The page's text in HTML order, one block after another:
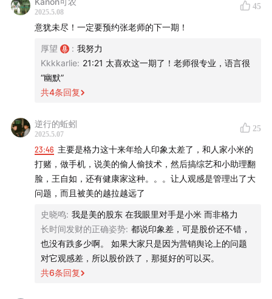
右边是治理：股东之间的关系，债权人之间的关系
人的随机性和蛛丝马迹
寒武纪的例子
1:03:32看报表的境界：格局和系统性
1:06:46聊聊三本财报著作
本期内容相关资料：
张老师的三本财报著作—《从报表看企业》《财报掘
》《中小企业财务报表分析》
后期制作、声音设计：Dong
究。
战略选择，人家的选择，无所谓优劣。
「🚩财报 & 投资」
财报和投资之间关系非常大。
不正常：和经营无关的其他应收款不正常、注册会计师出具
注册会计师关心：关联方占用上市公司资金（治理问题、财
务造假）、债务违约（资产质量恶化）、一些应收帐款/预付
款项的经济实质看不清楚。
审计意见：分为无保留意见和非无保留意见（保留意见、否
定意见、无法表示意见）。
财报数据不一定解决发财问题，但一定能解决踩坑问题，及
「✅看财报的准备」
会计就是数，数字之间的关系。
很多学财会的人根本看不懂财报。因为老师只教学生把报表
编出来，认知不了企业的实质。
2025.5.08
45
意犹未尽！一定要预约张老师的下一期！
厚望 : 我努力
Kkkkarlie: 21:21 太喜欢这一期了！老师很专业，语言很
“幽默”
共4条回复
逆行的蚯蚓
2025.5.07
25
23:46 主要是格力这十来年给人印象太差了，和人家小米的
打赌，做手机，说美的偷人偷技术，然后搞综艺和小助理翻
脸，王自如，还有健康家这种。。。让人观感是管理出了大
问题，而且被美的越拉越远了
史晓鸣: 我是美的股东 在我眼里对手是小米 而非格力
长时间发财的正确姿势: 都说印象差，可是股价还不错，
也没有跌多少啊。 如果大家只是因为营销舆论上的问题
对它观感差，所以股价跌了，那挺好的可以买。
共6条回复